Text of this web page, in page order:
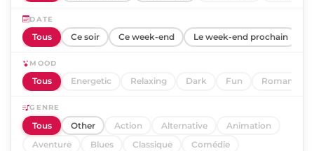
DATE
Tous Ce soir Ce week-end Le week-end prochain
MOOD
Tous Energetic Relaxing Dark Fun Romantic
GENRE
Tous Other Action Alternative
Animation
Aventure
Blues Classique
Comédie